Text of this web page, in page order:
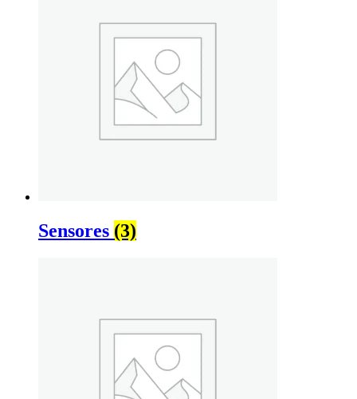
Sensores (3)